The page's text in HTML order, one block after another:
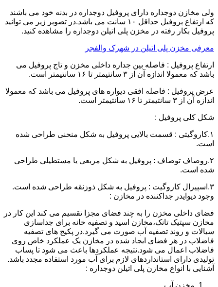
ولی مخازن دوجداره دارای پروفیل دوجداره در بدنه خود می باشند
که ارتفاع پروفیل حداقل ۱۰ سانت می باشد.در تصویر زیر می توانید
پروفیل بکار رفته در مخزن پلی اتیلن دوجداره را مشاهده کنید.
معرفی مخزن پلی اتیلن در شهرک والفجر
ارتفاع پروفیل : فاصله بین جداره داخلی مخزن و تاج پروفیل می
باشد که معمولا اندازه آن از ۳ سانتیمتر تا ۱۶ سانتیمتر است.
عرض پروفیل : فاصله افقی دیواره های پروفیل می باشد که معمولا
اندازه آن از ۳ سانتیمتر تا ۱۶ سانتیمتر است.
شکل کلی پروفیل :
۱.کاروگیتی : قسمت بالایی پروفیل به شکل منحنی طراحی شده
است.
۲.روصاف توصاف : پروفیل به شکل مربعی یا مستطیلی طراحی
شده است.
۳.اسپیرال کاروگیت : پروفیل به شکل ذوزنقه طراحی شده است.
وجود دیوایدر جداکننده در مخازن :
فضای داخلی مخزن را به چند فضای مجزا تقسیم می کند این کار در
مخازن سپتیک تانک،مخازن اسید و تصفیه خانه برای جداسازی
سیالات و روند تصفیه آب صورت می گیرد.در پکیج های تصفیه
فاضلاب در هر فضای ایجاد شده در مخازن یک عملکرد خاص روی
فاضلاب اعمال می شود.نتیجه عملکردها باعث می شود تا پساب
تولیدی دارای استانداردهای لازم برای آب مورد استفاده مجدد باشد.
آشنایی با انواع مخازن پلی اتیلن دوجداره :
مخزن آب